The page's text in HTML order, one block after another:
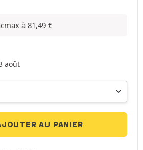
à 81,49 €
août
AU PANIER